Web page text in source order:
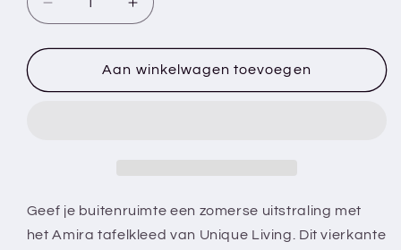
Aantal
verlagen
voor
-
Voor
buiten
Aantal
verhogen
voor
Amira
-
Voor
buiten
Aan winkelwagen toevoegen
Geef je buitenruimte een zomerse uitstraling met
het Amira tafelkleed van Unique Living. Dit vierkante